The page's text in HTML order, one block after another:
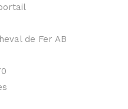
de Fer AB